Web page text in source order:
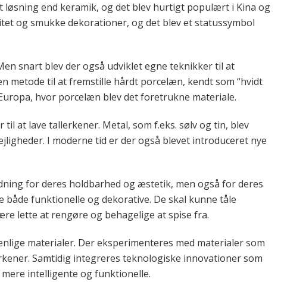
end keramik, og det blev hurtigt populært i Kina og
og smukke dekorationer, og det blev et statussymbol
snart blev der også udviklet egne teknikker til at
metode til at fremstille hårdt porcelæn, kendt som “hvidt
hvor porcelæn blev det foretrukne materiale.
at lave tallerkener. Metal, som f.eks. sølv og tin, blev
I moderne tid er der også blevet introduceret nye
for deres holdbarhed og æstetik, men også for deres
funktionelle og dekorative. De skal kunne tåle
lette at rengøre og behagelige at spise fra.
materialer. Der eksperimenteres med materialer som
Samtidig integreres teknologiske innovationer som
intelligente og funktionelle.